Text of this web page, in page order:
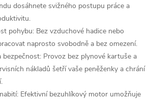
dosáhnete svižného postupu práce a
pohybu: Bez vzduchové hadice nebo
naprosto svobodně a bez omezení.
Provoz bez plynové kartuše a
nákladů šetří vaše peněženky a chrání
Efektivní bezuhlíkový motor umožňuje